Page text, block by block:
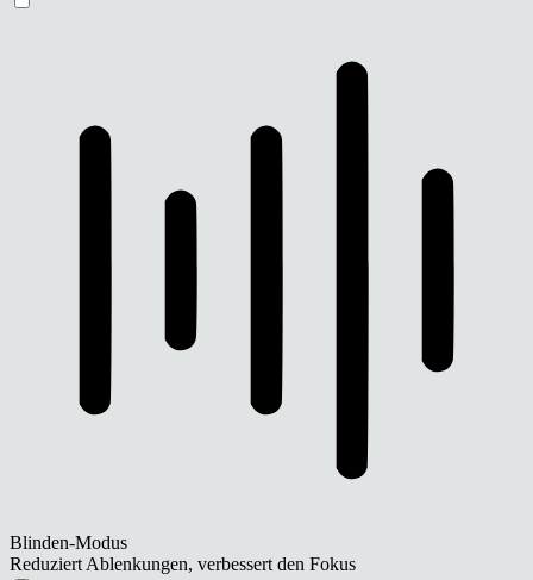
Blinden-Modus
Reduziert Ablenkungen, verbessert den Fokus